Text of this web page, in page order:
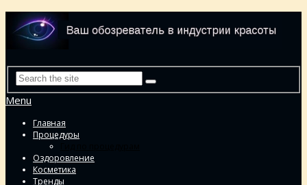
Menu
Главная
Процедуры
Оздоровление
Косметика
Тренды